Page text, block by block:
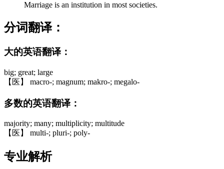
Marriage is an institution in most societies.
分词翻译：
大的英语翻译：
big; great; large
【医】 macro-; magnum; makro-; megalo-
多数的英语翻译：
majority; many; multiplicity; multitude
【医】 multi-; pluri-; poly-
专业解析